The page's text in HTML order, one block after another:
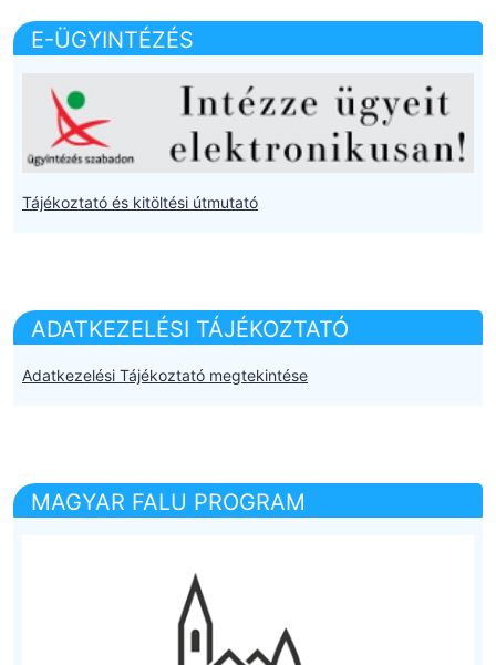
E-ÜGYINTÉZÉS
Tájékoztató és kitöltési útmutató
ADATKEZELÉSI TÁJÉKOZTATÓ
Adatkezelési Tájékoztató megtekintése
MAGYAR FALU PROGRAM